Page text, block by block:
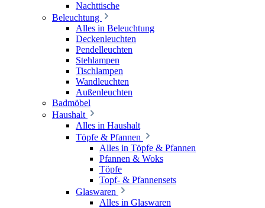
Nachttische
Beleuchtung
Alles in Beleuchtung
Deckenleuchten
Pendelleuchten
Stehlampen
Tischlampen
Wandleuchten
Außenleuchten
Badmöbel
Haushalt
Alles in Haushalt
Töpfe & Pfannen
Alles in Töpfe & Pfannen
Pfannen & Woks
Töpfe
Topf- & Pfannensets
Glaswaren
Alles in Glaswaren